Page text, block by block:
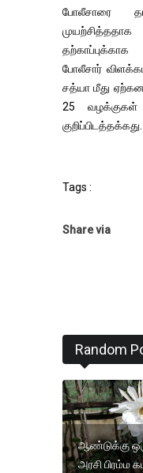
போலீசாரை
தற்காப்புக்காக
போலீசார்
சத்யா மீது
25 வழக்குகள்
குறிப்பிடத்தக்கது.
Tags :
Share via
Random
ஆண்டுக்கு
அரசி பிரம்ம